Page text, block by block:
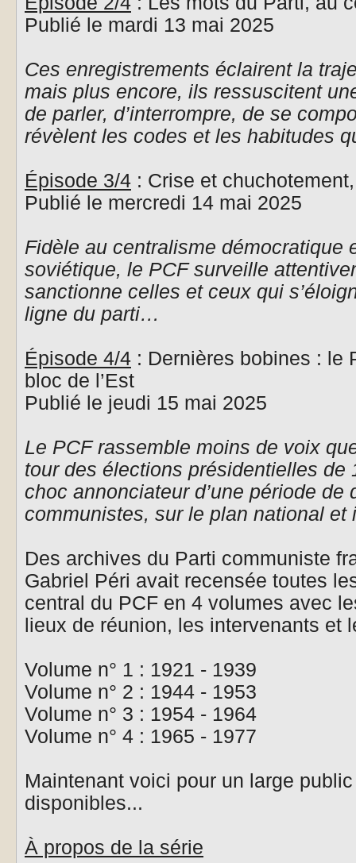
Publié le mardi 13 mai 2025
Ces enregistrements éclairent la
mais plus encore, ils ressuscitent
de parler, d’interrompre, de se
révèlent les codes et les habitudes
Épisode 3/4 : Crise et
Publié le mercredi 14 mai 2025
Fidèle au centralisme démocratique
soviétique, le PCF surveille
sanctionne celles et ceux qui
ligne du parti…
Épisode 4/4 : Dernières bobines : le
bloc de l’Est
Publié le jeudi 15 mai 2025
Le PCF rassemble moins de voix
tour des élections présidentielles de
choc annonciateur d’une période de
communistes, sur le plan national et
Des archives du Parti communiste
Gabriel Péri avait recensée toutes
central du PCF en 4 volumes avec
lieux de réunion, les intervenants et
Volume n° 1 : 1921 - 1939
Volume n° 2 : 1944 - 1953
Volume n° 3 : 1954 - 1964
Volume n° 4 : 1965 - 1977
Maintenant voici pour un large
disponibles...
À propos de la série